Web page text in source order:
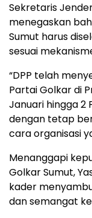
Sekretaris
menegaskan
Sumut harus
sesuai
“DPP telah
Partai Golkar di
Januari hingga 2
dengan tetap
cara organisasi
Menanggapi
Golkar Sumut,
kader
dan semangat